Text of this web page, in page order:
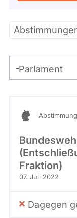
Primäre
Parlament
- Alle -
Fraktion)
07. Juli 2022
Dagegen